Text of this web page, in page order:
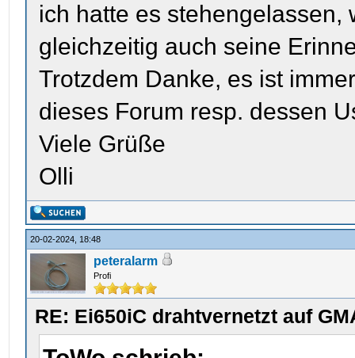
ich hatte es stehengelassen,
gleichzeitig auch seine
Trotzdem Danke, es ist
dieses Forum resp. dessen
Viele Grüße
Olli
20-02-2024, 18:48
peteralarm
Profi
RE: Ei650iC drahtvernetzt auf